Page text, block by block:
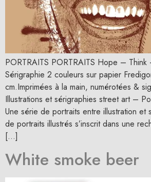
PORTRAITS PORTRAITS Hope –
Sérigraphie 2 couleurs sur papier
cm.Imprimées à la main, numérotées &
Illustrations et sérigraphies street art –
Une série de portraits entre illustration et
de portraits illustrés s’inscrit dans une
[…]
White smoke beer